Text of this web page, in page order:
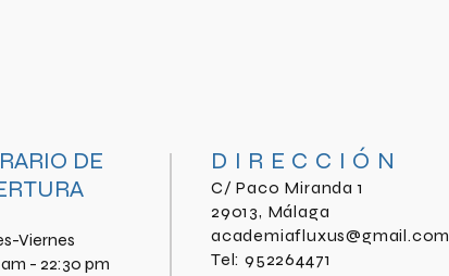
DE
Viernes
- 22:30 pm
DIRECCIÓN
C/ Paco Miranda 1
29013, Málaga
academiafluxus@gmail.com
Tel: 952264471